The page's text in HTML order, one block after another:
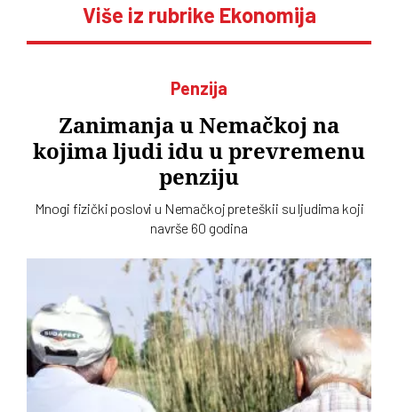
Više iz rubrike Ekonomija
Penzija
Zanimanja u Nemačkoj na
kojima ljudi idu u prevremenu
penziju
Mnogi fizički poslovi u Nemačkoj preteškii su ljudima koji
navrše 60 godina